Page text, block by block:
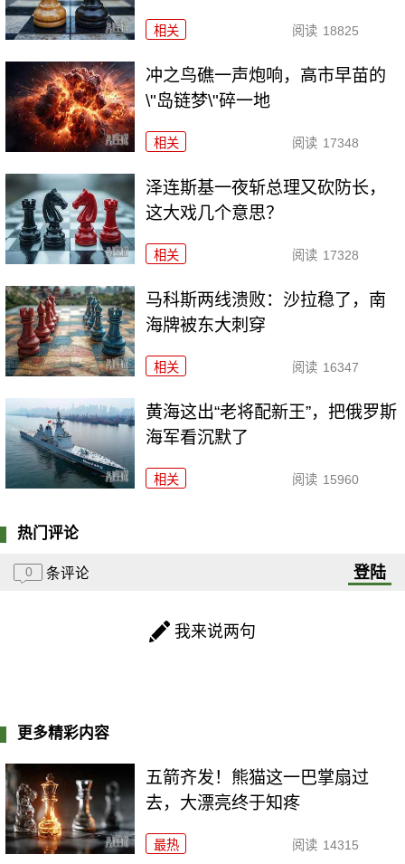
相关 阅读 18825
冲之鸟礁一声炮响，高市早苗的
\"岛链梦\"碎一地
相关 阅读 17348
泽连斯基一夜斩总理又砍防长，
这大戏几个意思？
相关 阅读 17328
马科斯两线溃败：沙拉稳了，南
海牌被东大刺穿
相关 阅读 16347
黄海这出“老将配新王”，把俄罗斯
海军看沉默了
相关 阅读 15960
热门评论
0 条评论 登陆
我来说两句
更多精彩内容
五箭齐发！熊猫这一巴掌扇过
去，大漂亮终于知疼
最热 阅读 14315